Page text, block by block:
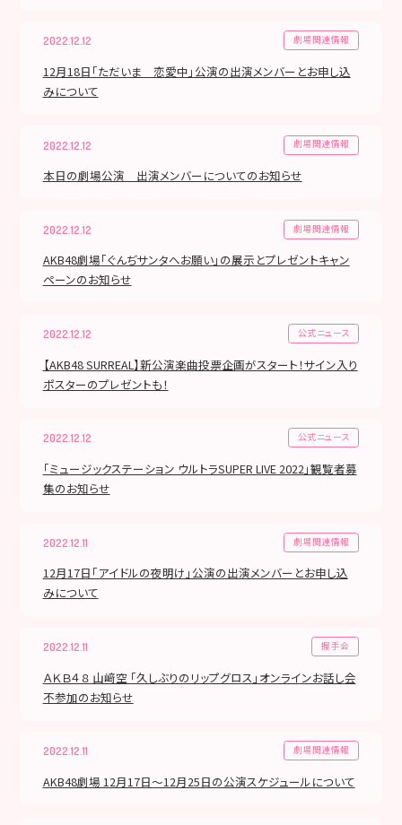
2022.12.12 劇場関連情報
12月18日「ただいま 恋愛中」公演の出演メンバーとお申し込
みについて
2022.12.12 劇場関連情報
本日の劇場公演 出演メンバーについてのお知らせ
2022.12.12 劇場関連情報
AKB48劇場「ぐんぢサンタへお願い」の展示とプレゼントキャン
ペーンのお知らせ
2022.12.12 公式ニュース
【AKB48 SURREAL】新公演楽曲投票企画がスタート！サイン入り
ポスターのプレゼントも！
2022.12.12 公式ニュース
「ミュージックステーション ウルトラSUPER LIVE 2022」観覧者募
集のお知らせ
2022.12.11 劇場関連情報
12月17日「アイドルの夜明け」公演の出演メンバーとお申し込
みについて
2022.12.11 握手会
ＡＫＢ４８ 山﨑空 「久しぶりのリップグロス」オンラインお話し会
不参加のお知らせ
2022.12.11 劇場関連情報
AKB48劇場 12月17日〜12月25日の公演スケジュールについて